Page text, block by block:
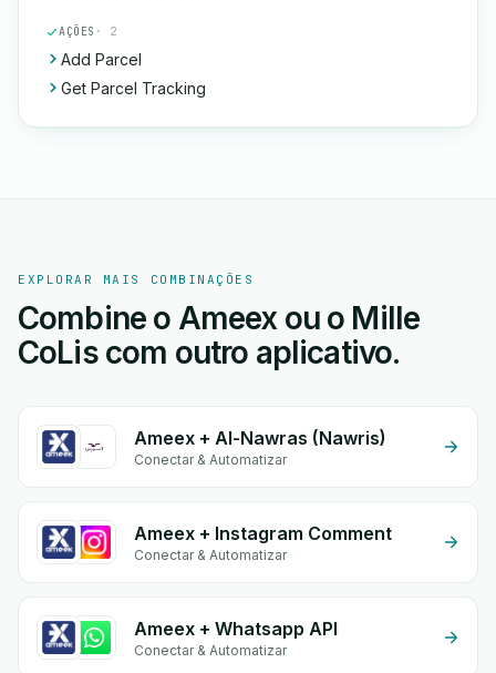
AÇÕES · 2
Add Parcel
Get Parcel Tracking
EXPLORAR MAIS COMBINAÇÕES
Combine o Ameex ou o Mille
CoLis com outro aplicativo.
Ameex + Al-Nawras (Nawris)
Conectar & Automatizar
Ameex + Instagram Comment
Conectar & Automatizar
Ameex + Whatsapp API
Conectar & Automatizar